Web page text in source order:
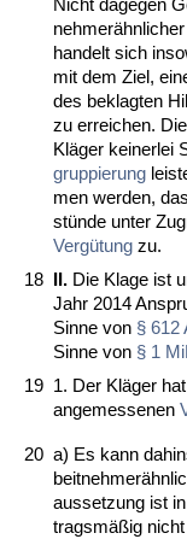
Nicht da­ge­gen
han­delt sich
mit dem Ziel,
des be­klag­ten
zu er­rei­chen.
Kläger kei­ner­lei
grup­pie­rung
men wer­den,
stünde un­ter
Vergütung zu.
18 II. Die Kla­ge ist
Jahr 2014
Sin­ne von § 612
Sin­ne von § 1
19 1. Der Kläger
an­ge­mes­se­nen
20 a) Es kann
aus­set­zung ist
tragsmäßig